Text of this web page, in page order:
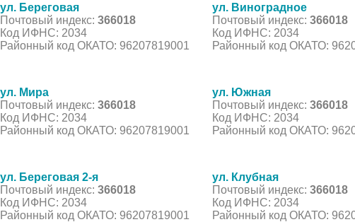
ул. Береговая
Почтовый индекс: 366018
Код ИФНС: 2034
Районный код ОКАТО: 96207819001
ул. Виноградное
Почтовый индекс: 366018
Код ИФНС: 2034
Районный код ОКАТО:
ул. Мира
Почтовый индекс: 366018
Код ИФНС: 2034
Районный код ОКАТО: 96207819001
ул. Южная
Почтовый индекс: 366018
Код ИФНС: 2034
Районный код ОКАТО:
ул. Береговая 2-я
Почтовый индекс: 366018
Код ИФНС: 2034
Районный код ОКАТО: 96207819001
ул. Клубная
Почтовый индекс: 366018
Код ИФНС: 2034
Районный код ОКАТО: